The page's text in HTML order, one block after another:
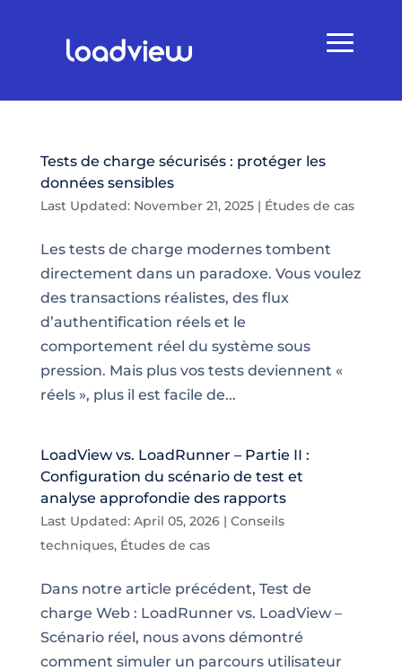
Tests de charge sécurisés : protéger les
données sensibles
Last Updated: November 21, 2025| Études de cas
Les tests de charge modernes tombent
directement dans un paradoxe. Vous voulez
des transactions réalistes, des flux
d’authentification réels et le
comportement réel du système sous
pression. Mais plus vos tests deviennent «
réels », plus il est facile de...
LoadView vs. LoadRunner – Partie II :
Configuration du scénario de test et
analyse approfondie des rapports
Last Updated: April 05, 2026| Conseils
techniques, Études de cas
Dans notre article précédent, Test de
charge Web : LoadRunner vs. LoadView –
Scénario réel, nous avons démontré
comment simuler un parcours utilisateur